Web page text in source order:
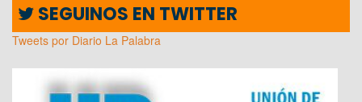
SEGUINOS EN TWITTER
Tweets por Diario La Palabra